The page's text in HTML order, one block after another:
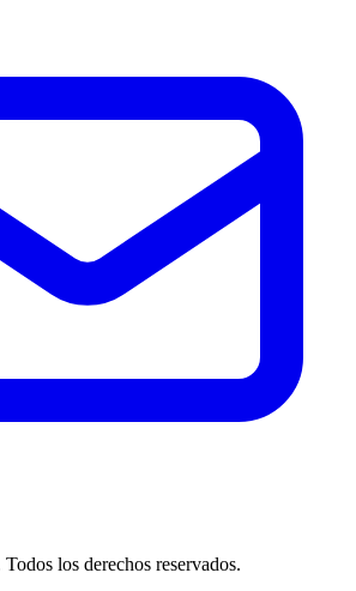
los derechos reservados.